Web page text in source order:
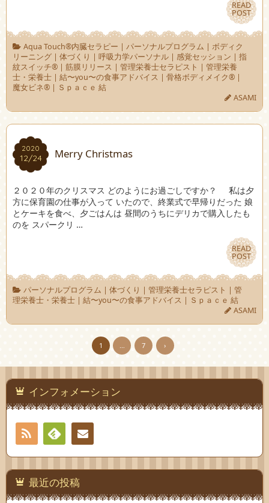
READ
POST
READ
POST
Aqua Touch®︎内臓セラピー | パーソナルプログラム | ボディク
リーニング | 体づくり | 呼吸力学パーソナル | 感覚セッション | 指
紋スイッチ®︎ | 筋膜リリース | 管理栄養士セラピスト | 管理栄養
士・栄養士 | 結〜you〜の食事アドバイス | 骨格ボディメイク®︎ |
魔女ビネ®︎ | Ｓｐａｃｅ 結
ASAMI
2020
12/24
2020
12/24 Merry Christmas
２０２０年のクリスマス どのようにお過ごしですか？ 私は夕
方に保育園の仕事が入って いたので、終業式で早帰りだった 娘
とケーキを食べ、夕ごはんは 昼間のうちにデリカで購入したも
のを スパークリ …
READ
POST
READ
POST
パーソナルプログラム | 体づくり | 管理栄養士セラピスト | 管
理栄養士・栄養士 | 結〜you〜の食事アドバイス | Ｓｐａｃｅ 結
ASAMI
1 … 7 ›
インフォメーション
RSS
Feedly連絡
先
最近の投稿